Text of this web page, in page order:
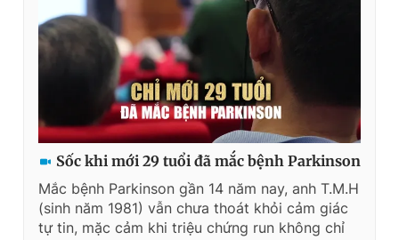
Sốc khi mới 29 tuổi đã mắc bệnh Parkinson
Mắc bệnh Parkinson gần 14 năm nay, anh T.M.H
(sinh năm 1981) vẫn chưa thoát khỏi cảm giác
tự tin, mặc cảm khi triệu chứng run không chỉ